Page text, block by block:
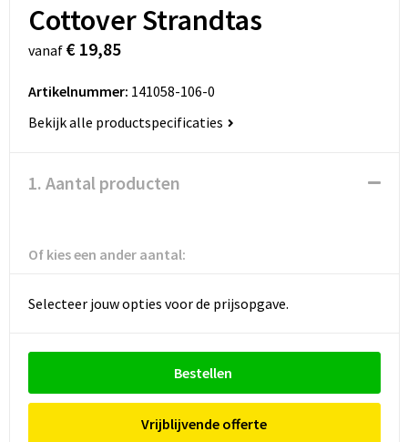
Cottover Strandtas
vanaf € 19,85
Artikelnummer: 141058-106-0
Bekijk alle productspecificaties
1. Aantal producten
Of kies een ander aantal:
Selecteer jouw opties voor de prijsopgave.
Bestellen
Vrijblijvende offerte